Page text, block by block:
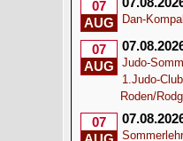
07
AUG
Dan-
07
AUG
Judo-
1.Judo-
Roden/
07